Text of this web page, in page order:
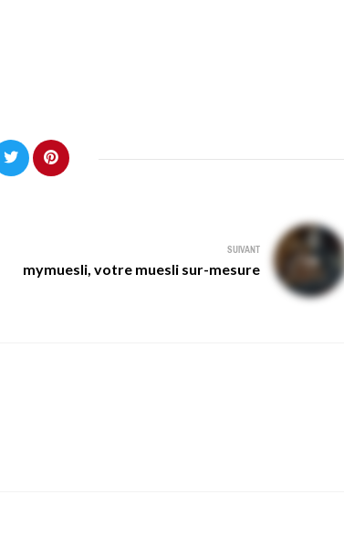
SUIVANT
mymuesli, votre muesli sur-mesure